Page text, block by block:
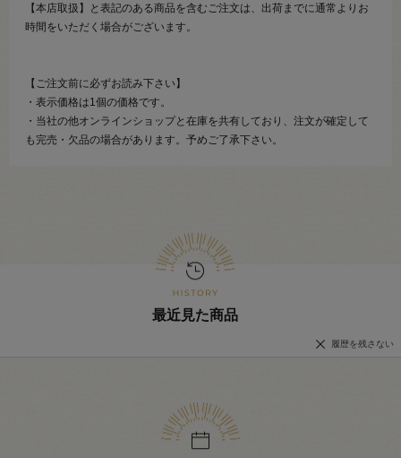
【本店取扱】と表記のある商品を含むご注文は、出荷までに通常よりお
時間をいただく場合がございます。
【ご注文前に必ずお読み下さい】
・表示価格は1個の価格です。
・当社の他オンラインショップと在庫を共有しており、注文が確定して
も完売・欠品の場合があります。予めご了承下さい。
最近見た商品
履歴を残さない